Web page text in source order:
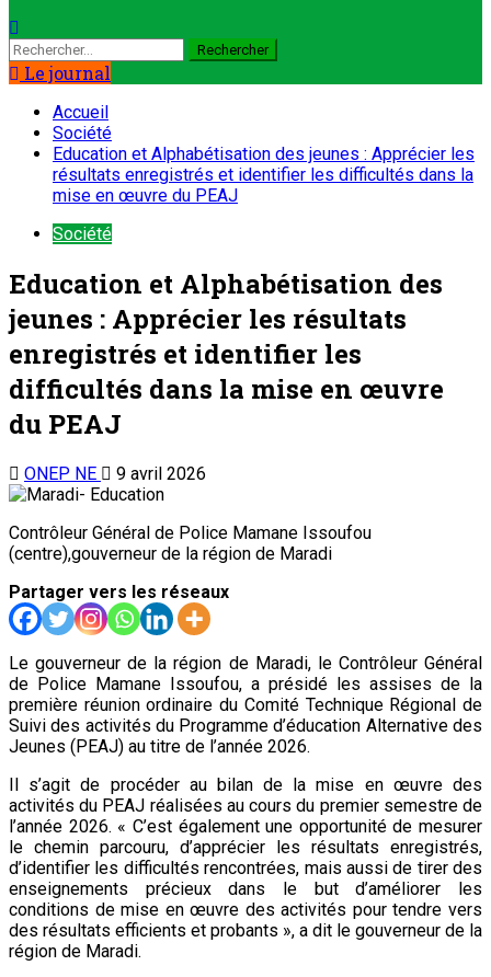
Le journal
Accueil
Société
Education et Alphabétisation des jeunes : Apprécier les
résultats enregistrés et identifier les difficultés dans la
mise en œuvre du PEAJ
Société
Education et Alphabétisation des
jeunes : Apprécier les résultats
enregistrés et identifier les
difficultés dans la mise en œuvre
du PEAJ
ONEP NE 9 avril 2026
Contrôleur Général de Police Mamane Issoufou
(centre),gouverneur de la région de Maradi
Partager vers les réseaux
Le gouverneur de la région de Maradi, le Contrôleur Général
de Police Mamane Issoufou, a présidé les assises de la
première réunion ordinaire du Comité Technique Régional de
Suivi des activités du Programme d’éducation Alternative des
Jeunes (PEAJ) au titre de l’année 2026.
Il s’agit de procéder au bilan de la mise en œuvre des
activités du PEAJ réalisées au cours du premier semestre de
l’année 2026. « C’est également une opportunité de mesurer
le chemin parcouru, d’apprécier les résultats enregistrés,
d’identifier les difficultés rencontrées, mais aussi de tirer des
enseignements précieux dans le but d’améliorer les
conditions de mise en œuvre des activités pour tendre vers
des résultats efficients et probants », a dit le gouverneur de la
région de Maradi.